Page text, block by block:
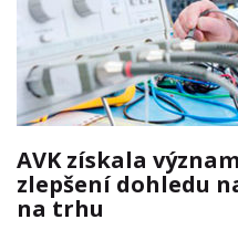
AVK získala
zlepšení dohledu
na trhu